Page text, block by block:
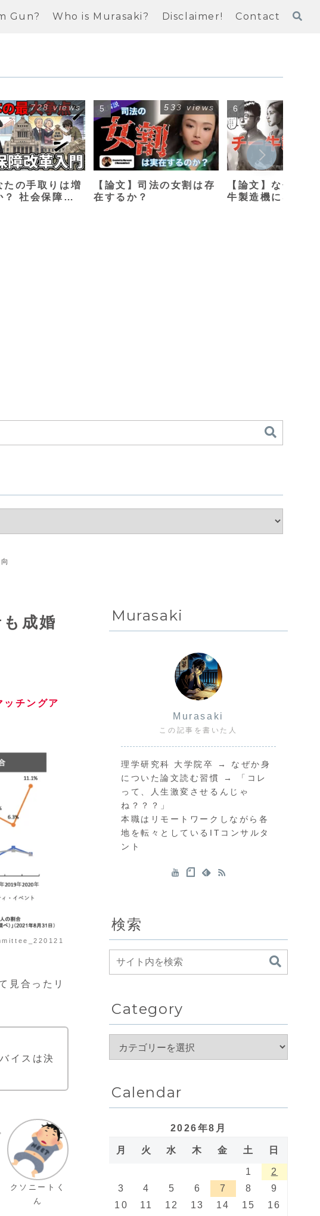
Gun? Who is Murasaki? Disclaimer! Contact
たの手取りは増
？ 社会保障改
728 views
【論文】司法の女割は存
在するか？
533 views
【論文】なぜ母親
牛製造機になって
成婚
チングア
見合ったリ
イスは決
クソニートく
ん
Murasaki
Murasaki
この記事を書いた人
理学研究科 大学院卒 → なぜか身
についた論文読む習慣 → 「コレ
って、人生激変させるんじゃ
ね？？？」
本職はリモートワークしながら各
地を転々としているITコンサルタ
ント
検索
Category
Calendar
2026年8月
月 火 水 木 金 土 日
1
2
3
4 5 6 7 8
9
10
11 12 13 14 15
16